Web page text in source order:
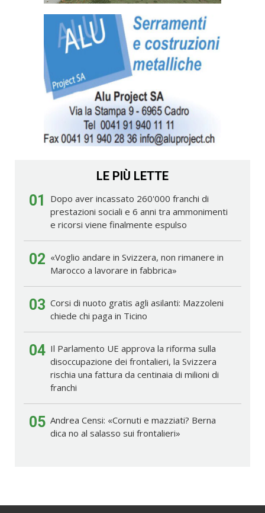
LE PIÙ LETTE
01
Dopo aver incassato 260'000 franchi di
prestazioni sociali e 6 anni tra ammonimenti
e ricorsi viene finalmente espulso
02 «Voglio andare in Svizzera, non rimanere in
Marocco a lavorare in fabbrica»
03 Corsi di nuoto gratis agli asilanti: Mazzoleni
chiede chi paga in Ticino
04 Il Parlamento UE approva la riforma sulla
disoccupazione dei frontalieri, la Svizzera
rischia una fattura da centinaia di milioni di
franchi
05 Andrea Censi: «Cornuti e mazziati? Berna
dica no al salasso sui frontalieri»